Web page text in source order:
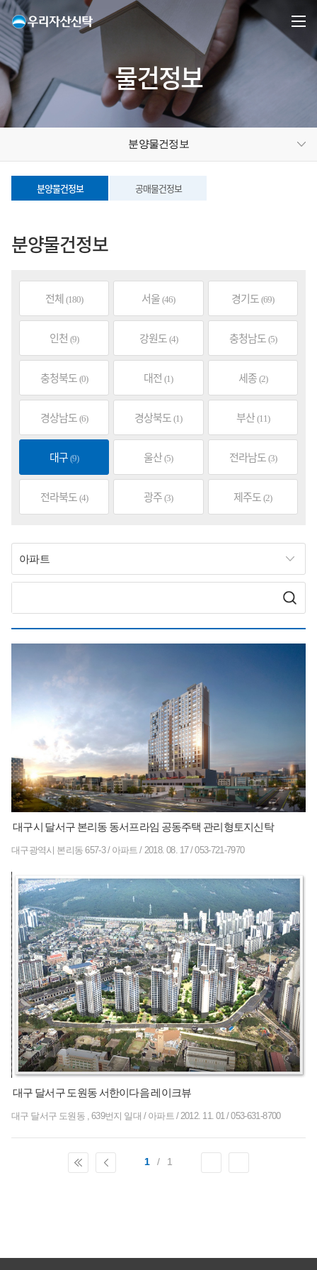
물건정보
분양물건정보
분양물건정보 공매물건정보
분양물건정보
전체 (180) 서울 (46) 경기도 (69)
인천 (9) 강원도 (4) 충청남도 (5)
충청북도 (0) 대전 (1) 세종 (2)
경상남도 (6) 경상북도 (1) 부산 (11)
대구 (9) 울산 (5) 전라남도 (3)
전라북도 (4) 광주 (3) 제주도 (2)
아파트
대구시 달서구 본리동 동서프라임 공동주택 관리형토지신탁
대구광역시 본리동 657-3/ 아파트/ 2018. 08. 17/053-721-7970
대구 달서구 도원동 서한이다음 레이크뷰
대구 달서구 도원동 , 639번지 일대 / 아파트 /2012. 11. 01/053-631-8700
1 / 1